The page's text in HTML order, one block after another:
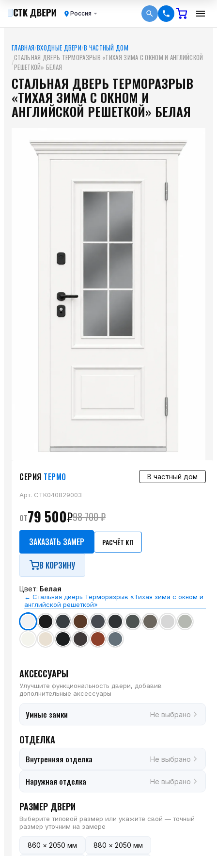
Россия
ГЛАВНАЯ/ВХОДНЫЕ ДВЕРИ/В ЧАСТНЫЙ ДОМ
/СТАЛЬНАЯ ДВЕРЬ ТЕРМОРАЗРЫВ «ТИХАЯ ЗИМА С ОКНОМ И АНГЛИЙСКОЙ
РЕШЕТКОЙ» БЕЛАЯ
СТАЛЬНАЯ ДВЕРЬ ТЕРМОРАЗРЫВ
«ТИХАЯ ЗИМА С ОКНОМ И
АНГЛИЙСКОЙ РЕШЕТКОЙ» БЕЛАЯ
СЕРИЯ ТЕРМО В частный дом
Арт. CTK040829003
от79 500₽98 700₽
ЗАКАЗАТЬ ЗАМЕР РАСЧЁТ КП
В КОРЗИНУ
Цвет: Белая
← Стальная дверь Терморазрыв «Тихая зима с окном и
английской решеткой»
АКСЕССУАРЫ
Улучшите функциональность двери, добавив
дополнительные аксессуары
Умные замки Не выбрано
ОТДЕЛКА
Внутренняя отделка Не выбрано
Наружная отделка Не выбрано
РАЗМЕР ДВЕРИ
Выберите типовой размер или укажите свой — точный
размер уточним на замере
860 × 2050 мм 880 × 2050 мм